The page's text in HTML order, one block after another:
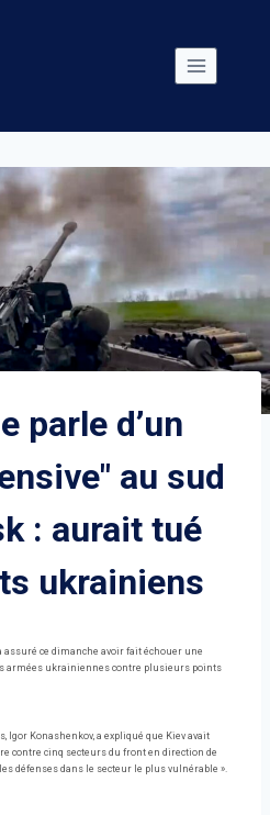
parle d’un
au sud
: aurait tué
ukrainiens
assuré ce dimanche avoir fait échouer une
armées ukrainiennes contre plusieurs points
Igor Konashenkov, a expliqué que Kiev avait
contre cinq secteurs du front en direction de
défenses dans le secteur le plus vulnérable ».